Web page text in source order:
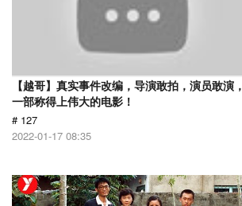
【越哥】真实事件改编，导演敢拍，演员敢演，
一部称得上伟大的电影！
# 127
2022-01-17 08:35